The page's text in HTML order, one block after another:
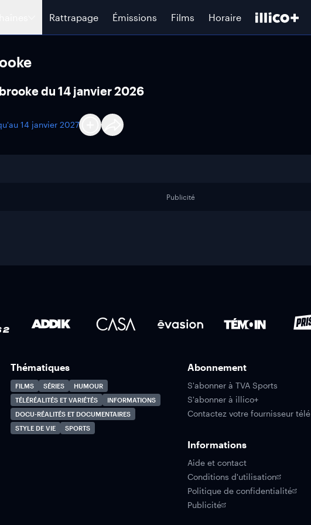
Rattrapage Émissions Films Horaire
du 14 janvier 2026
14 janvier 2027
Publicité
Thématiques
FILMS SÉRIES
HUMOUR
TÉLÉRÉALITÉS ET VARIÉTÉS
INFORMATIONS
DOCU-RÉALITÉS ET DOCUMENTAIRES
STYLE DE VIE
SPORTS
Abonnement
S'abonner à TVA Sports
S'abonner à illico+
Contactez votre fournisseur télé
Informations
Aide et contact
Conditions d'utilisation
Politique de confidentialité
Publicité